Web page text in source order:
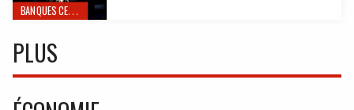
BANQUES CENTRALES
PLUS